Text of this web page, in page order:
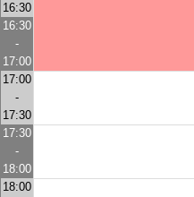
16:30
16:30
-
17:00
17:00
-
17:30
17:30
-
18:00
18:00